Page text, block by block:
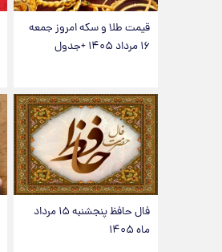
قیمت طلا و سکه امروز جمعه
۱۶ مرداد ۱۴۰۵ +جدول
فال حافظ پنجشنبه ۱۵ مرداد
ماه ۱۴۰۵